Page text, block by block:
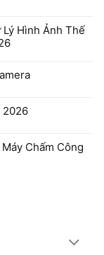
Lý Hình Ảnh Thế
2026
Chấm Công